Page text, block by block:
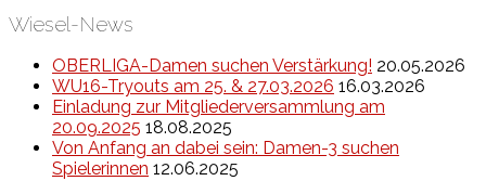
Wiesel-News
OBERLIGA-Damen suchen Verstärkung! 20.05.2026
WU16-Tryouts am 25. & 27.03.2026 16.03.2026
Einladung zur Mitgliederversammlung am
20.09.2025 18.08.2025
Von Anfang an dabei sein: Damen-3 suchen
Spielerinnen 12.06.2025